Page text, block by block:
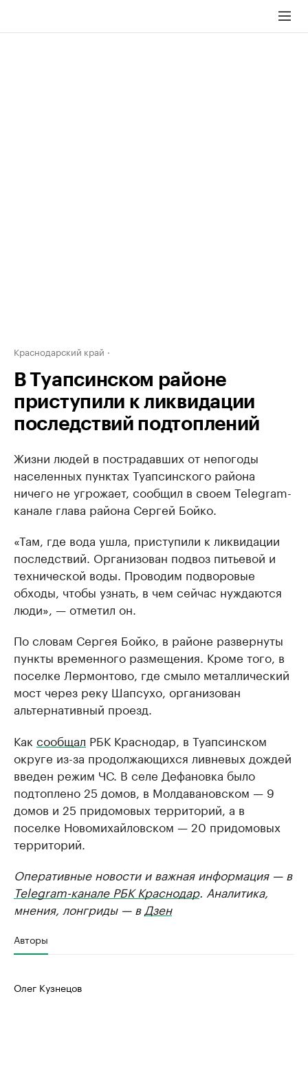
Краснодарский край
В Туапсинском районе
приступили к ликвидации
последствий подтоплений
Жизни людей в пострадавших от непогоды
населенных пунктах Туапсинского района
ничего не угрожает, сообщил в своем Telegram-
канале глава района Сергей Бойко.
«Там, где вода ушла, приступили к ликвидации
последствий. Организован подвоз питьевой и
технической воды. Проводим подворовые
обходы, чтобы узнать, в чем сейчас нуждаются
люди», — отметил он.
По словам Сергея Бойко, в районе развернуты
пункты временного размещения. Кроме того, в
поселке Лермонтово, где смыло металлический
мост через реку Шапсухо, организован
альтернативный проезд.
Как сообщал РБК Краснодар, в Туапсинском
округе из-за продолжающихся ливневых дождей
введен режим ЧС. В селе Дефановка было
подтоплено 25 домов, в Молдавановском — 9
домов и 25 придомовых территорий, а в
поселке Новомихайловском — 20 придомовых
территорий.
Оперативные новости и важная информация — в
Telegram-канале РБК Краснодар. Аналитика,
мнения, лонгриды — в Дзен
Авторы
Олег Кузнецов